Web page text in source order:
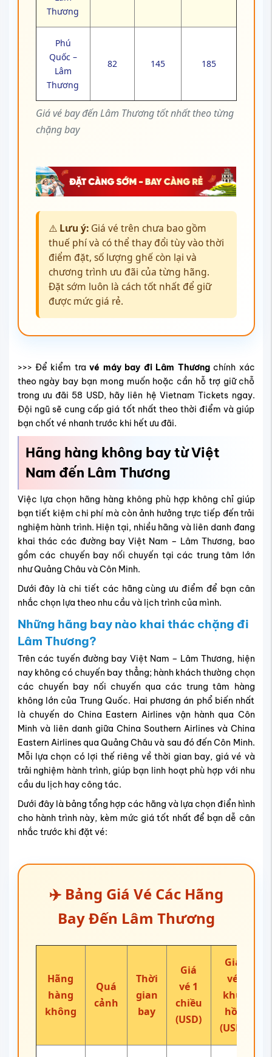
Giá vé bay đến Lâm Thương tốt nhất theo từng
chặng bay
Thương
Phú
Quốc –
Lâm
Thương
82 145 185
⚠️ Lưu ý:Giá vé trên chưa bao gồm
thuế phí và có thể thay đổi tùy vào thời
điểm đặt, số lượng ghế còn lại và
chương trình ưu đãi của từng hãng.
Đặt sớm luôn là cách tốt nhất để giữ
được mức giá rẻ.
>>> Để kiểm travé máy bay đi Lâm Thươngchính xác
theo ngày bay bạn mong muốn hoặc cần hỗ trợ giữ chỗ
trong ưu đãi 58 USD, hãy liên hệ Vietnam Tickets ngay.
Đội ngũ sẽ cung cấp giá tốt nhất theo thời điểm và giúp
bạn chốt vé nhanh trước khi hết ưu đãi.
Hãng hàng không bay từ Việt
Nam đến Lâm Thương
Việc lựa chọn hãng hàng không phù hợp không chỉ giúp
bạn tiết kiệm chi phí mà còn ảnh hưởng trực tiếp đến trải
nghiệm hành trình. Hiện tại, nhiều hãng và liên danh đang
khai thác các đường bay Việt Nam – Lâm Thương, bao
gồm các chuyến bay nối chuyến tại các trung tâm lớn
như Quảng Châu và Côn Minh.
Dưới đây là chi tiết các hãng cùng ưu điểm để bạn cân
nhắc chọn lựa theo nhu cầu và lịch trình của mình.
Những hãng bay nào khai thác chặng đi
Lâm Thương?
Trên các tuyến đường bay Việt Nam – Lâm Thương, hiện
nay không có chuyến bay thẳng; hành khách thường chọn
các chuyến bay nối chuyến qua các trung tâm hàng
không lớn của Trung Quốc. Hai phương án phổ biến nhất
là chuyến do China Eastern Airlines vận hành qua Côn
Minh và liên danh giữa China Southern Airlines và China
Eastern Airlines qua Quảng Châu và sau đó đến Côn Minh.
Mỗi lựa chọn có lợi thế riêng về thời gian bay, giá vé và
trải nghiệm hành trình, giúp bạn linh hoạt phù hợp với nhu
cầu du lịch hay công tác.
Dưới đây là bảng tổng hợp các hãng và lựa chọn điển hình
cho hành trình này, kèm mức giá tốt nhất để bạn dễ cân
nhắc trước khi đặt vé:
✈️ Bảng Giá Vé Các Hãng
Bay Đến Lâm Thương
Hãng
hàng
không
Quá
cảnh
Thời
gian
bay
Giá
vé 1
chiều
(USD)
Giá
vé
khứ
hồi
(USD)